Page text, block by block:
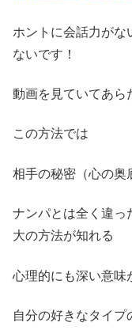
ホントに会話力がな
ないです！
動画を見ていてあら
この方法では
相手の秘密（心の奥
ナンパとは全く違っ
大の方法が知れる
心理的にも深い意味
自分の好きなタイプ